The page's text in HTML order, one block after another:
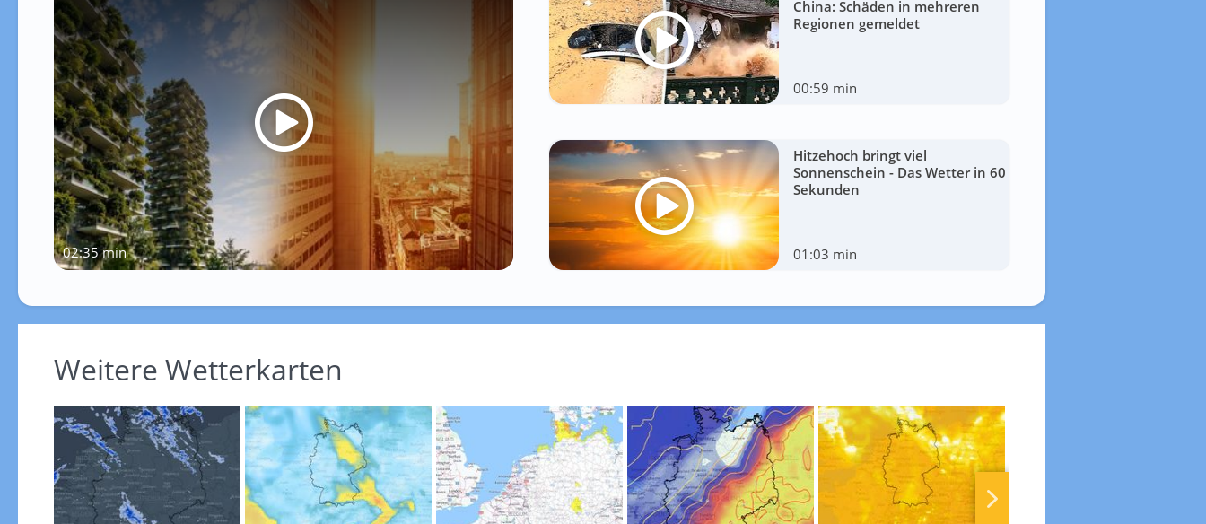
02:35 min
China: Schäden in mehreren
Regionen gemeldet
00:59 min
Hitzehoch bringt viel
Sonnenschein - Das Wetter in 60
Sekunden
01:03 min
Weitere Wetterkarten